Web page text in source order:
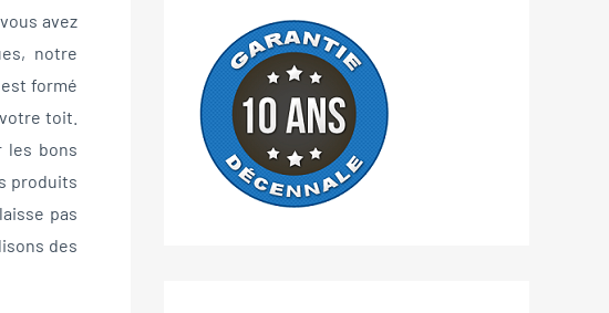
avez
notre
formé
toit.
les bons
produits
pas
des